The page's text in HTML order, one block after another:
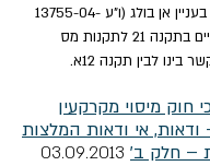
אן בולג (ו"ע 13755-04-
ביחס לפטור הקיים בתקנה 21 לתקנות מס
לבין תקנה 12א.
חוק מיסוי מקרקעין
תיקון 76 – ודאות, אי ודאות המלצות
– חלק ב' 03.09.2013